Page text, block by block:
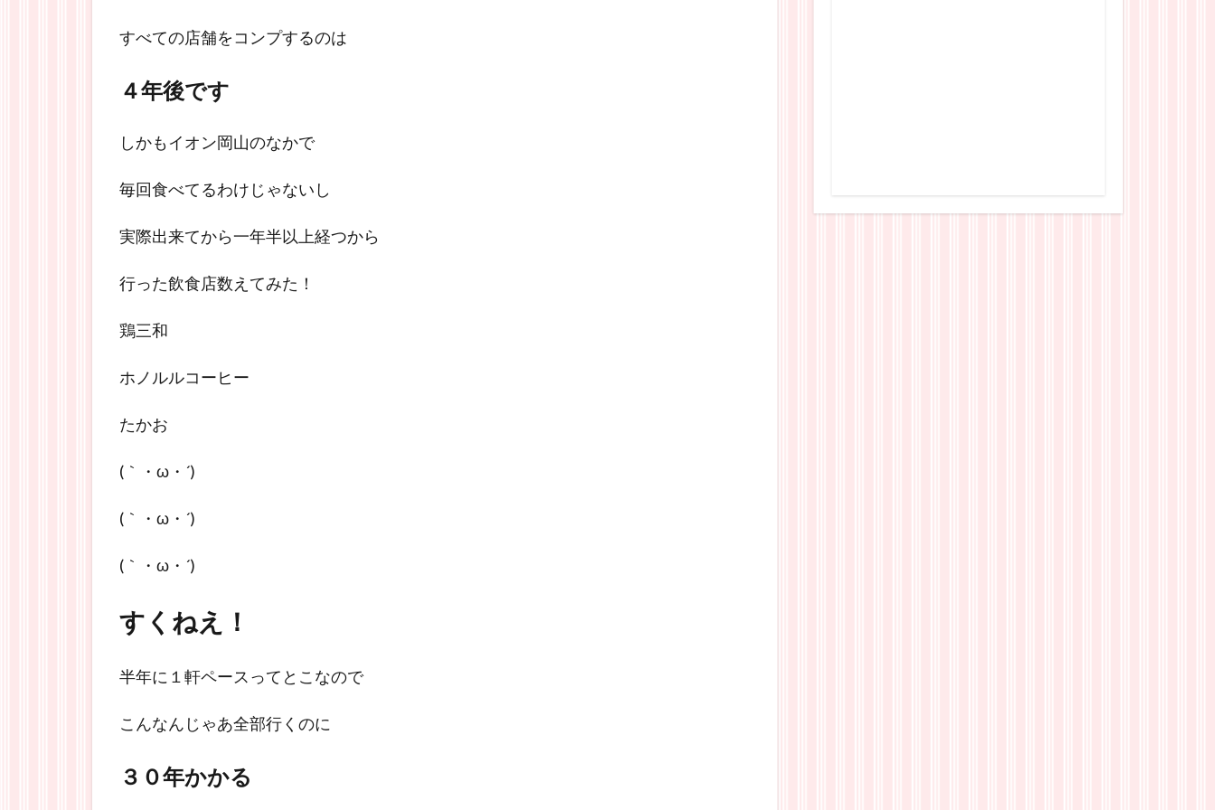
すべての店舗をコンプするのは
４年後です
しかもイオン岡山のなかで
毎回食べてるわけじゃないし
実際出来てから一年半以上経つから
行った飲食店数えてみた！
鶏三和
ホノルルコーヒー
たかお
(｀・ω・´)
(｀・ω・´)
(｀・ω・´)
すくねえ！
半年に１軒ペースってとこなので
こんなんじゃあ全部行くのに
３０年かかる